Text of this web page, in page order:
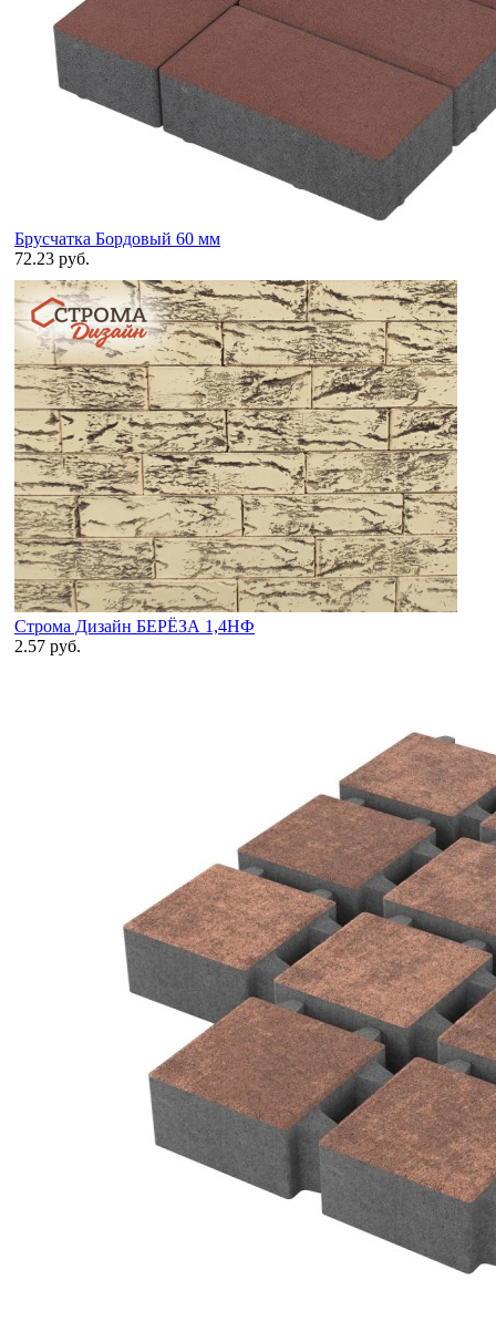
Брусчатка Бордовый 60 мм
72.23 руб.
Строма Дизайн БЕРЁЗА 1,4НФ
2.57 руб.